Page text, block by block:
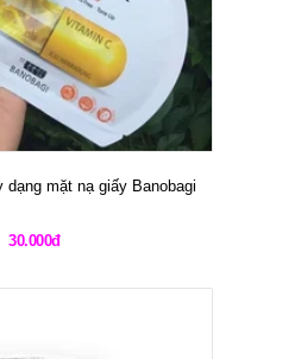
dạng mặt nạ giấy Banobagi
30.000đ